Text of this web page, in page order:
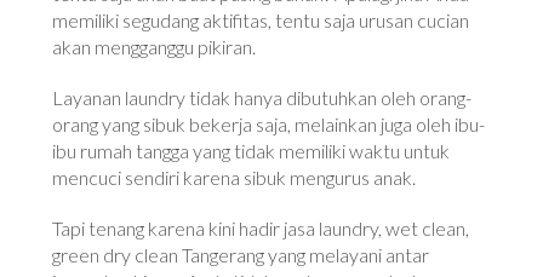
memiliki segudang aktifitas, tentu saja urusan cucian
akan mengganggu pikiran.
Layanan laundry tidak hanya dibutuhkan oleh orang-
orang yang sibuk bekerja saja, melainkan juga oleh ibu-
ibu rumah tangga yang tidak memiliki waktu untuk
mencuci sendiri karena sibuk mengurus anak.
Tapi tenang karena kini hadir jasa laundry, wet clean,
green dry clean Tangerang yang melayani antar